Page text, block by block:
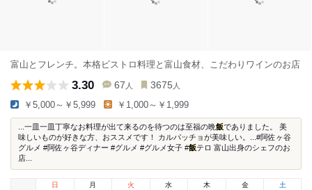
富山とフレンチ。本格ビストロ料理と富山食材、こだわりワインのお店
3.30 67 人 3675 人
￥5,000～￥5,999 ￥1,000～￥1,999
...一皿一皿丁寧なお料理が出て来るのを待つのは至福の晩飯でありました。 美
味しいものが好きな方、おススメです！ カルパッチョが美味しい。...#阿佐ヶ谷
グルメ #阿佐ヶ谷ディナー #グルメ #グルメ女子 #飯テロ 富山出身のシェフのお
店...
日
月 火 水 木 金 土